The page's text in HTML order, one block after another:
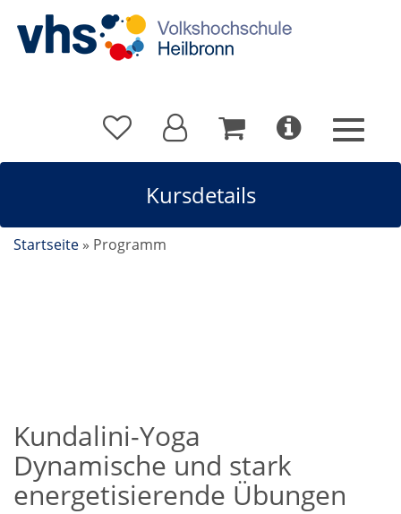
Kursdetails
Startseite » Programm
Kundalini-Yoga
Dynamische und stark
energetisierende Übungen